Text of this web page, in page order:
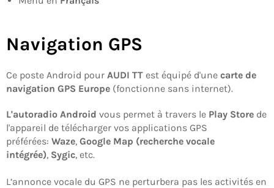
Navigation GPS
Ce poste Android pour AUDI TT est équipé d'une carte de
navigation GPS Europe (fonctionne sans internet).
L'autoradio Android vous permet à travers le Play Store de
l'appareil de télécharger vos applications GPS
préférées: Waze, Google Map (recherche vocale
intégrée), Sygic, etc.
L’annonce vocale du GPS ne perturbera pas les activités en